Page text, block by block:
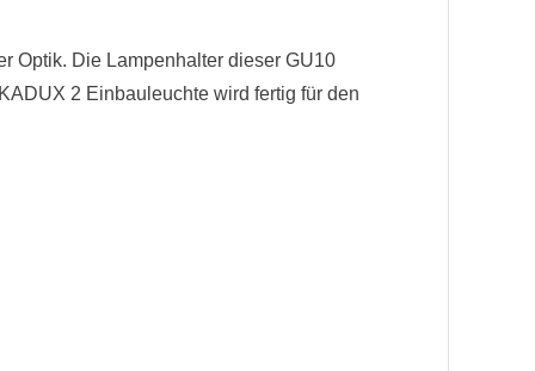
Optik. Die Lampenhalter dieser GU10
2 Einbauleuchte wird fertig für den